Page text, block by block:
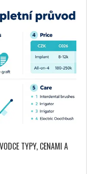
TYPY, CENAMI A